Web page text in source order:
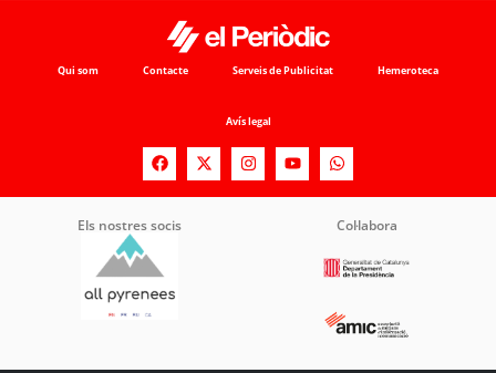
Qui som Contacte Serveis de Publicitat Hemeroteca
Avís legal
Els nostres socis Col·labora